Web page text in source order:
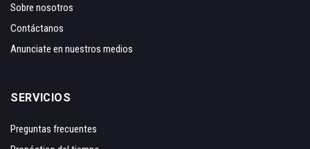
Sobre nosotros
Contáctanos
Anunciate en nuestros medios
SERVICIOS
Preguntas frecuentes